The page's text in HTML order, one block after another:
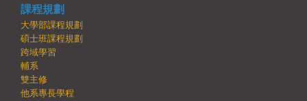
課程規劃
大學部課程規劃
碩士班課程規劃
跨域學習
輔系
雙主修
他系專長學程